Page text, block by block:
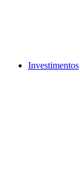
Investimentos